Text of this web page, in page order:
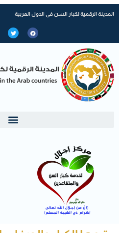
المدينة الرقمية لكبار السن في الدول العربية